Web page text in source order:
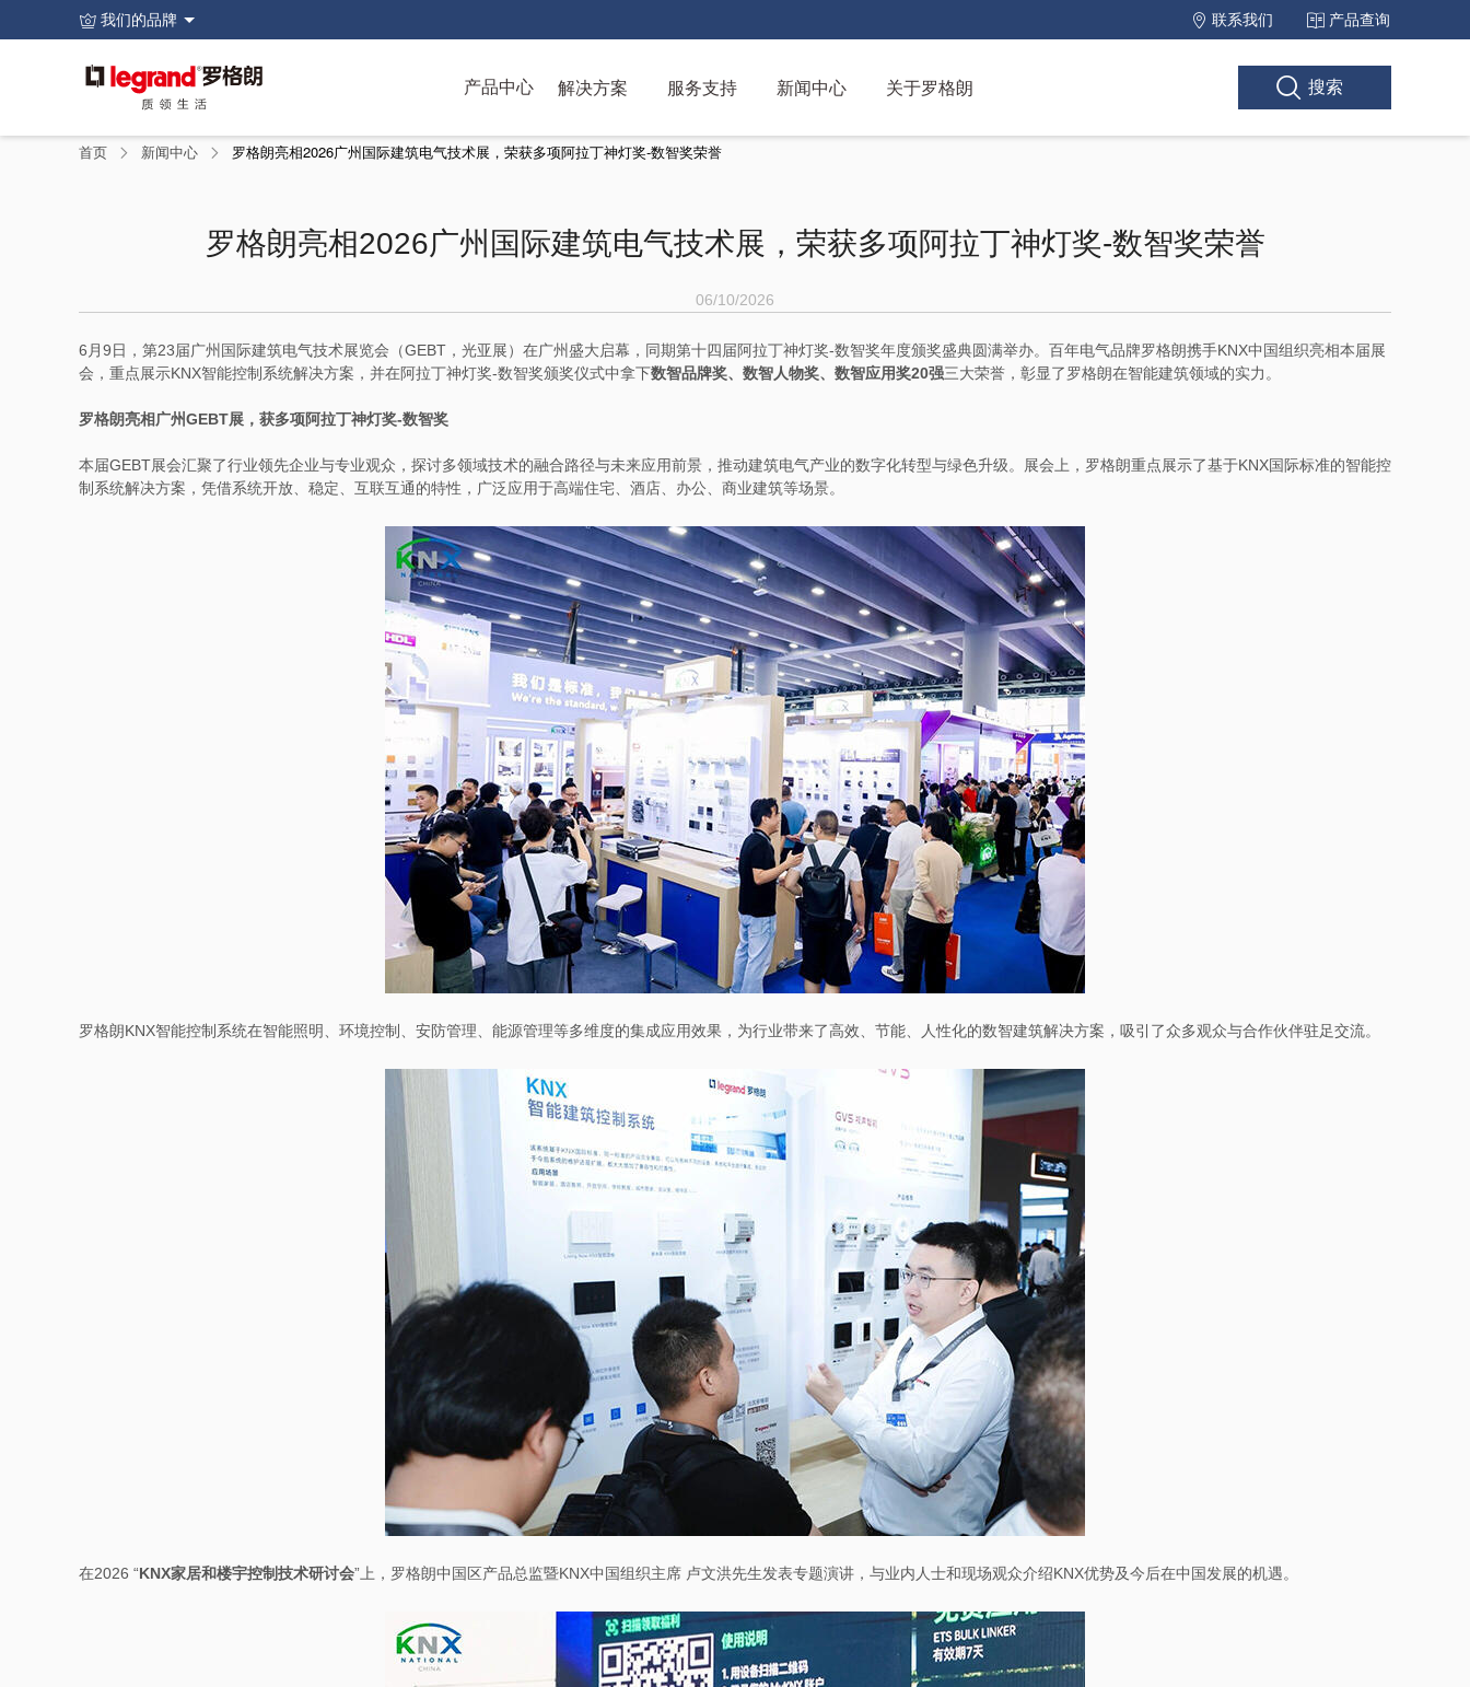
要
容
页
眉
我们的品牌 联系我们 产品查询
图
航
单
产品中心 解决方案 服务支持 新闻中心 关于罗格朗 搜索
面
首页 新闻中心 罗格朗亮相2026广州国际建筑电气技术展，荣获多项阿拉丁神灯奖-数智奖荣誉
罗格朗亮相2026广州国际建筑电气技术展，荣获多项阿拉丁神灯奖-数智奖荣誉
06/10/2026
6月9日，第23届广州国际建筑电气技术展览会（GEBT，光亚展）在广州盛大启幕，同期第十四届阿拉丁神灯奖-数智奖年度颁奖盛典圆满举办。百年电气品牌罗格朗携手KNX中国组织亮相本届展
会，重点展示KNX智能控制系统解决方案，并在阿拉丁神灯奖-数智奖颁奖仪式中拿下数智品牌奖、数智人物奖、数智应用奖20强三大荣誉，彰显了罗格朗在智能建筑领域的实力。
罗格朗亮相广州GEBT展，获多项阿拉丁神灯奖-数智奖
本届GEBT展会汇聚了行业领先企业与专业观众，探讨多领域技术的融合路径与未来应用前景，推动建筑电气产业的数字化转型与绿色升级。展会上，罗格朗重点展示了基于KNX国际标准的智能控
制系统解决方案，凭借系统开放、稳定、互联互通的特性，广泛应用于高端住宅、酒店、办公、商业建筑等场景。
罗格朗KNX智能控制系统在智能照明、环境控制、安防管理、能源管理等多维度的集成应用效果，为行业带来了高效、节能、人性化的数智建筑解决方案，吸引了众多观众与合作伙伴驻足交流。
在2026 “KNX家居和楼宇控制技术研讨会”上，罗格朗中国区产品总监暨KNX中国组织主席 卢文洪先生发表专题演讲，与业内人士和现场观众介绍KNX优势及今后在中国发展的机遇。